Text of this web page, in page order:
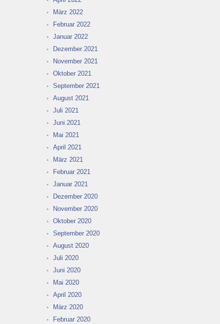
März 2022
Februar 2022
Januar 2022
Dezember 2021
November 2021
Oktober 2021
September 2021
August 2021
Juli 2021
Juni 2021
Mai 2021
April 2021
März 2021
Februar 2021
Januar 2021
Dezember 2020
November 2020
Oktober 2020
September 2020
August 2020
Juli 2020
Juni 2020
Mai 2020
April 2020
März 2020
Februar 2020